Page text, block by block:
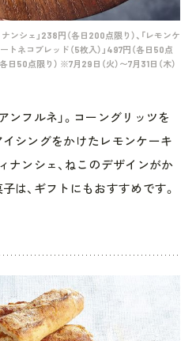
シェ」238円（各日200点限り）、「レモンケ
トネコブレッド（5枚入）」497円（各日50点
各日50点限り） ※7月29日（火）〜7月31日（木）
ンフルネ」。コーングリッツを
シングをかけたレモンケーキ
ナンシェ、ねこのデザインがか
は、ギフトにもおすすめです。